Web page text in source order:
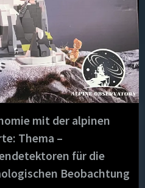
mit der alpinen
Thema –
für die
Beobachtung